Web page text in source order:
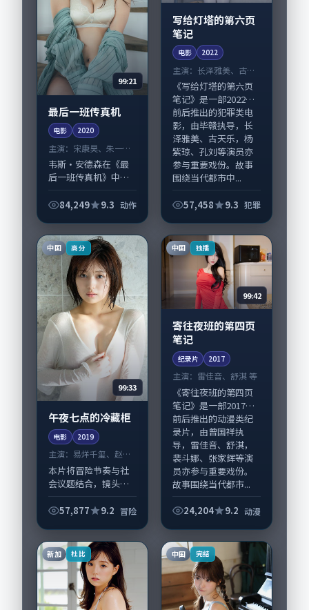
99:21
最后一班传真机
电影 2020
主演： 宋康昊、朱一龙
等
韦斯·安德森在《最
后一班传真机》中以
作张力，宋康昊、朱
期主要在中国台湾完
成制作协同，202...
84,249 9.3 动作
写给灯塔的第六页
笔记
电影 2022
主演： 长泽雅美、古天
乐 等
《写给灯塔的第六页
笔记》是一部2022年
前后推出的犯罪类电
影，由毕赣执导，长
泽雅美、古天乐，杨
紫琼、孔刘等演员亦
参与重要戏份。故事
围绕当代都市中...
57,458 9.3 犯罪
中国 高分
99:33
午夜七点的冷藏柜
电影 2019
主演： 易烊千玺、赵丽
颖 等
本片将冒险节奏与社
会议题结合，镜头语
《午夜七点的冷藏
纲主线；取景与声音
设计凸显中国香港城
市质...
57,877 9.2 冒险
中国 独播
99:42
寄往夜班的第四页
笔记
纪录片 2017
主演： 雷佳音、舒淇 等
《寄往夜班的第四页
笔记》是一部2017年
前后推出的动漫类纪
录片，由曾国祥执
导，雷佳音、舒淇，
裴斗娜、张家辉等演
员亦参与重要戏份。
故事围绕当代都市...
24,204 9.2 动漫
新加 杜比 中国 完结